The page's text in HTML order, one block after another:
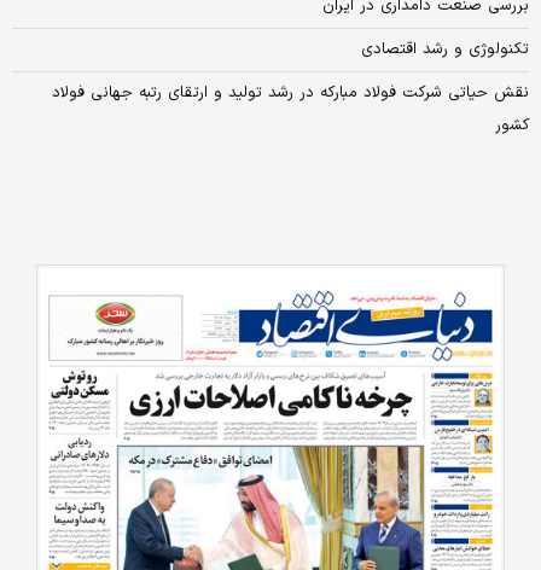
بررسی صنعت دامداری در ایران
تکنولوژی و رشد اقتصادی
نقش حیاتی شرکت فولاد مبارکه در رشد تولید و ارتقای رتبه جهانی فولاد
کشور